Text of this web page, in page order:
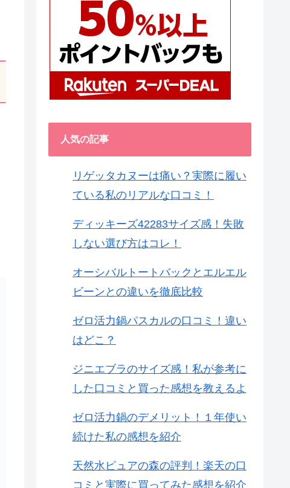
人気の記事
リゲッタカヌーは痛い？実際に履い
ている私のリアルな口コミ！
ディッキーズ42283サイズ感！失敗
しない選び方はコレ！
オーシバルトートバックとエルエル
ビーンとの違いを徹底比較
ゼロ活力鍋パスカルの口コミ！違い
はどこ？
ジニエブラのサイズ感！私が参考に
した口コミと買った感想を教えるよ
ゼロ活力鍋のデメリット！１年使い
続けた私の感想を紹介
天然水ピュアの森の評判！楽天の口
コミと実際に買ってみた感想を紹介